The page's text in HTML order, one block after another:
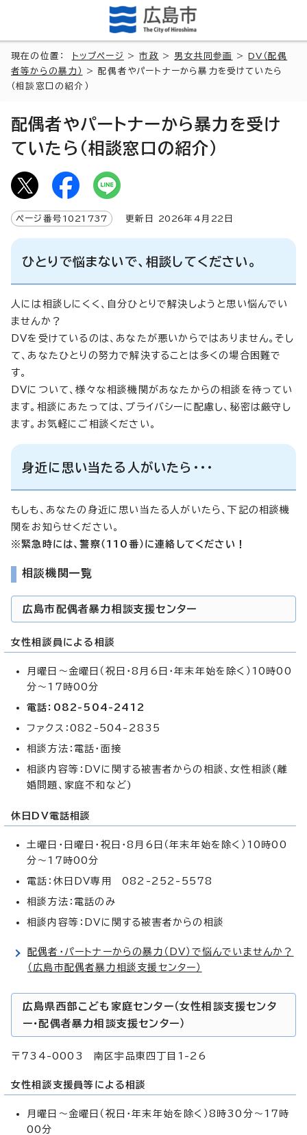
現在の位置： トップページ >市政 >男女共同参画 >DV（配偶
者等からの暴力）
> 配偶者やパートナーから暴力を受けていたら
（相談窓口の紹介）
配偶者やパートナーから暴力を受け
ていたら（相談窓口の紹介）
ページ番号 1021737 更新日 2026年4月 22 日
ひとりで悩まないで、相談してください。
人には相談しにくく、自分ひとりで解決しようと思い悩んでい
ませんか？
DVを受けているのは、あなたが悪いからではありません。そし
て、あなたひとりの努力で解決することは多くの場合困難で
す。
DVについて、様々な相談機関があなたからの相談を待ってい
ます。相談にあたっては、プライバシーに配慮し、秘密は厳守し
ます。お気軽にご相談ください。
身近に思い当たる人がいたら・・・
もしも、あなたの身近に思い当たる人がいたら、下記の相談機
関をお知らせください。
※緊急時には、警察（110番）に連絡してください！
相談機関一覧
広島市配偶者暴力相談支援センター
女性相談員による相談
月曜日～金曜日（祝日・8月6日・年末年始を除く）10時00
分～17時00分
電話：082-504-2412
ファクス：082-504-2835
相談方法：電話・面接
相談内容等：DVに関する被害者からの相談、女性相談(離
婚問題、家庭不和など)
休日DV電話相談
土曜日・日曜日・祝日・8月6日（年末年始を除く）10時00
分～17時00分
電話：休日DV専用 082-252-5578
相談方法：電話のみ
相談内容等：DVに関する被害者からの相談
配偶者・パートナーからの暴力（DV）で悩んでいませんか？
（広島市配偶者暴力相談支援センター）
広島県西部こども家庭センター（女性相談支援センタ
ー・配偶者暴力相談支援センター）
〒734-0003 南区宇品東四丁目1-26
女性相談支援員等による相談
月曜日～金曜日（祝日・年末年始を除く）8時30分～17時
00分